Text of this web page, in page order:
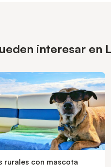
interesar en
rurales con mascota